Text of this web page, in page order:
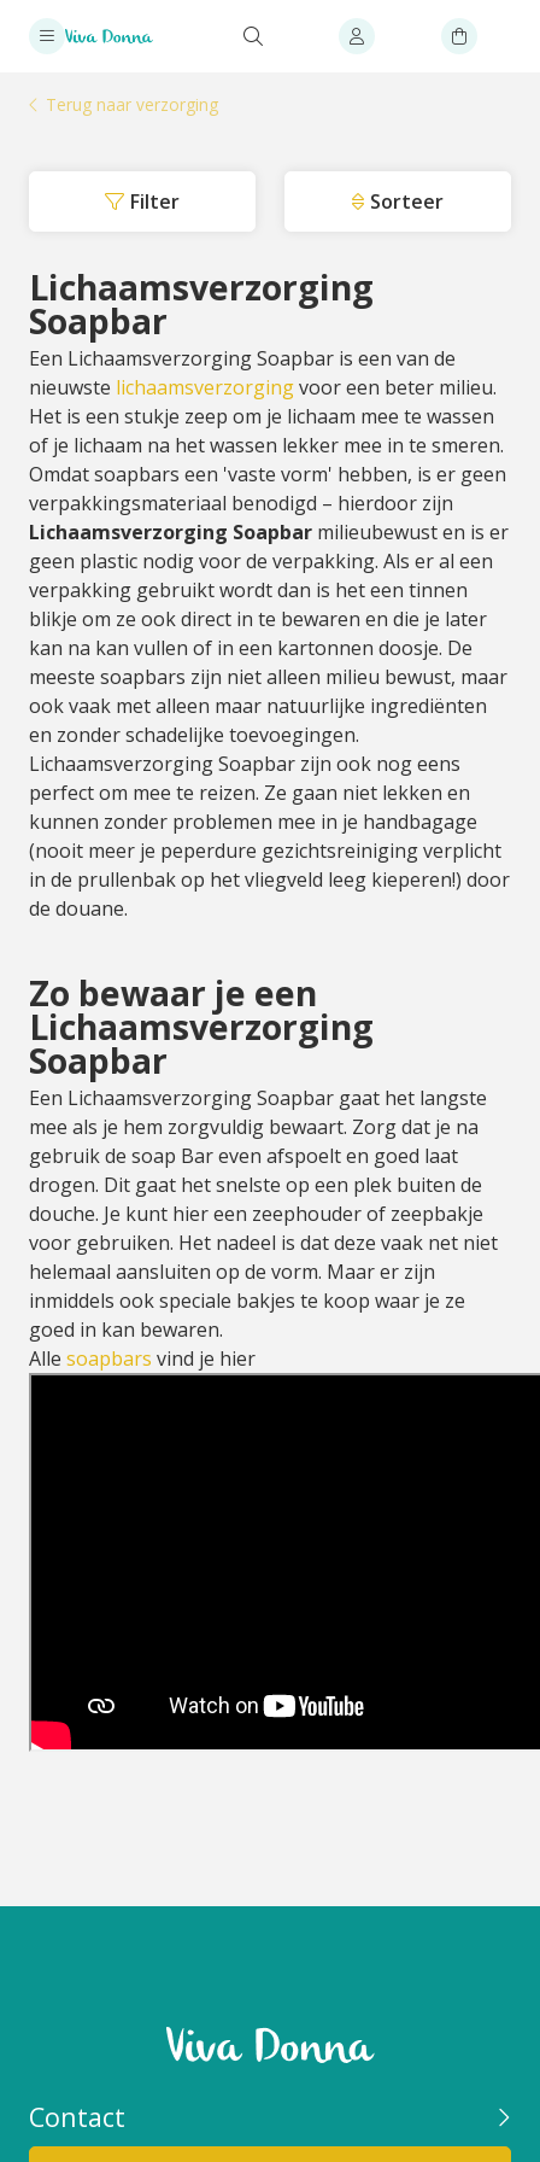
Terug naar verzorging
Filter Sorteer
Lichaamsverzorging
Soapbar
Een Lichaamsverzorging Soapbar is een van de
nieuwste lichaamsverzorgingvoor een beter milieu.
Het is een stukje zeep om je lichaam mee te wassen
of je lichaam na het wassen lekker mee in te smeren.
Omdat soapbars een 'vaste vorm' hebben, is er geen
verpakkingsmateriaal benodigd – hierdoor zijn
Lichaamsverzorging Soapbar milieubewust en is er
geen plastic nodig voor de verpakking. Als er al een
verpakking gebruikt wordt dan is het een tinnen
blikje om ze ook direct in te bewaren en die je later
kan na kan vullen of in een kartonnen doosje. De
meeste soapbars zijn niet alleen milieu bewust, maar
ook vaak met alleen maar natuurlijke ingrediënten
en zonder schadelijke toevoegingen.
Lichaamsverzorging Soapbar zijn ook nog eens
perfect om mee te reizen. Ze gaan niet lekken en
kunnen zonder problemen mee in je handbagage
(nooit meer je peperdure gezichtsreiniging verplicht
in de prullenbak op het vliegveld leeg kieperen!) door
de douane.
Zo bewaar je een
Lichaamsverzorging
Soapbar
Een Lichaamsverzorging Soapbar gaat het langste
mee als je hem zorgvuldig bewaart. Zorg dat je na
gebruik de soap Bar even afspoelt en goed laat
drogen. Dit gaat het snelste op een plek buiten de
douche. Je kunt hier een zeephouder of zeepbakje
voor gebruiken. Het nadeel is dat deze vaak net niet
helemaal aansluiten op de vorm. Maar er zijn
inmiddels ook speciale bakjes te koop waar je ze
goed in kan bewaren.
Alle soapbars vind je hier
Contact